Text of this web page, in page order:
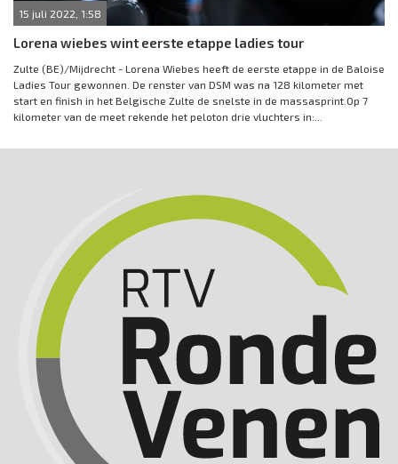
15 juli 2022, 1:58
Lorena wiebes wint eerste etappe ladies tour
Zulte (BE)/Mijdrecht - Lorena Wiebes heeft de eerste etappe in de Baloise
Ladies Tour gewonnen. De renster van DSM was na 128 kilometer met
start en finish in het Belgische Zulte de snelste in de massasprint.Op 7
kilometer van de meet rekende het peloton drie vluchters in:...